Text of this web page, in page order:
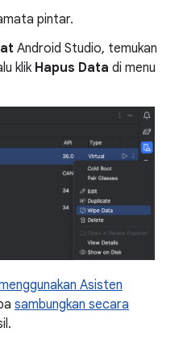
pintar.
Android Studio, temukan
klik Hapus Data di menu
Asisten
sambungkan secara